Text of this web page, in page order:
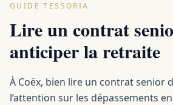
GUIDE TESSORIA
Lire un contrat
anticiper la retraite
À Coëx, bien lire un contrat senior
l’attention sur les dépassements